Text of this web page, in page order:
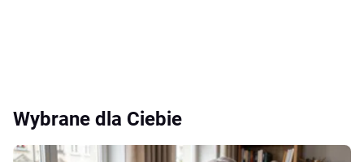
Wybrane dla Ciebie